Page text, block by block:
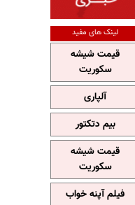
لینک های مفید
قیمت شیشه
سکوریت
آلپاری
بیم دتکتور
قیمت شیشه
سکوریت
فیلم آپنه خواب